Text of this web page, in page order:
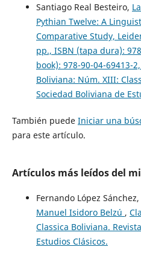
Santiago Real Besteiro,
Pythian Twelve: A
Comparative Study,
pp., ISBN (tapa dura):
book): 978-90-04-69413-
Boliviana: Núm. XIII:
Sociedad Boliviana de
También puede Iniciar una
para este artículo.
Artículos más leídos del
Fernando López Sánchez,
Manuel Isidoro Belzú ,
Classica Boliviana.
Estudios Clásicos.